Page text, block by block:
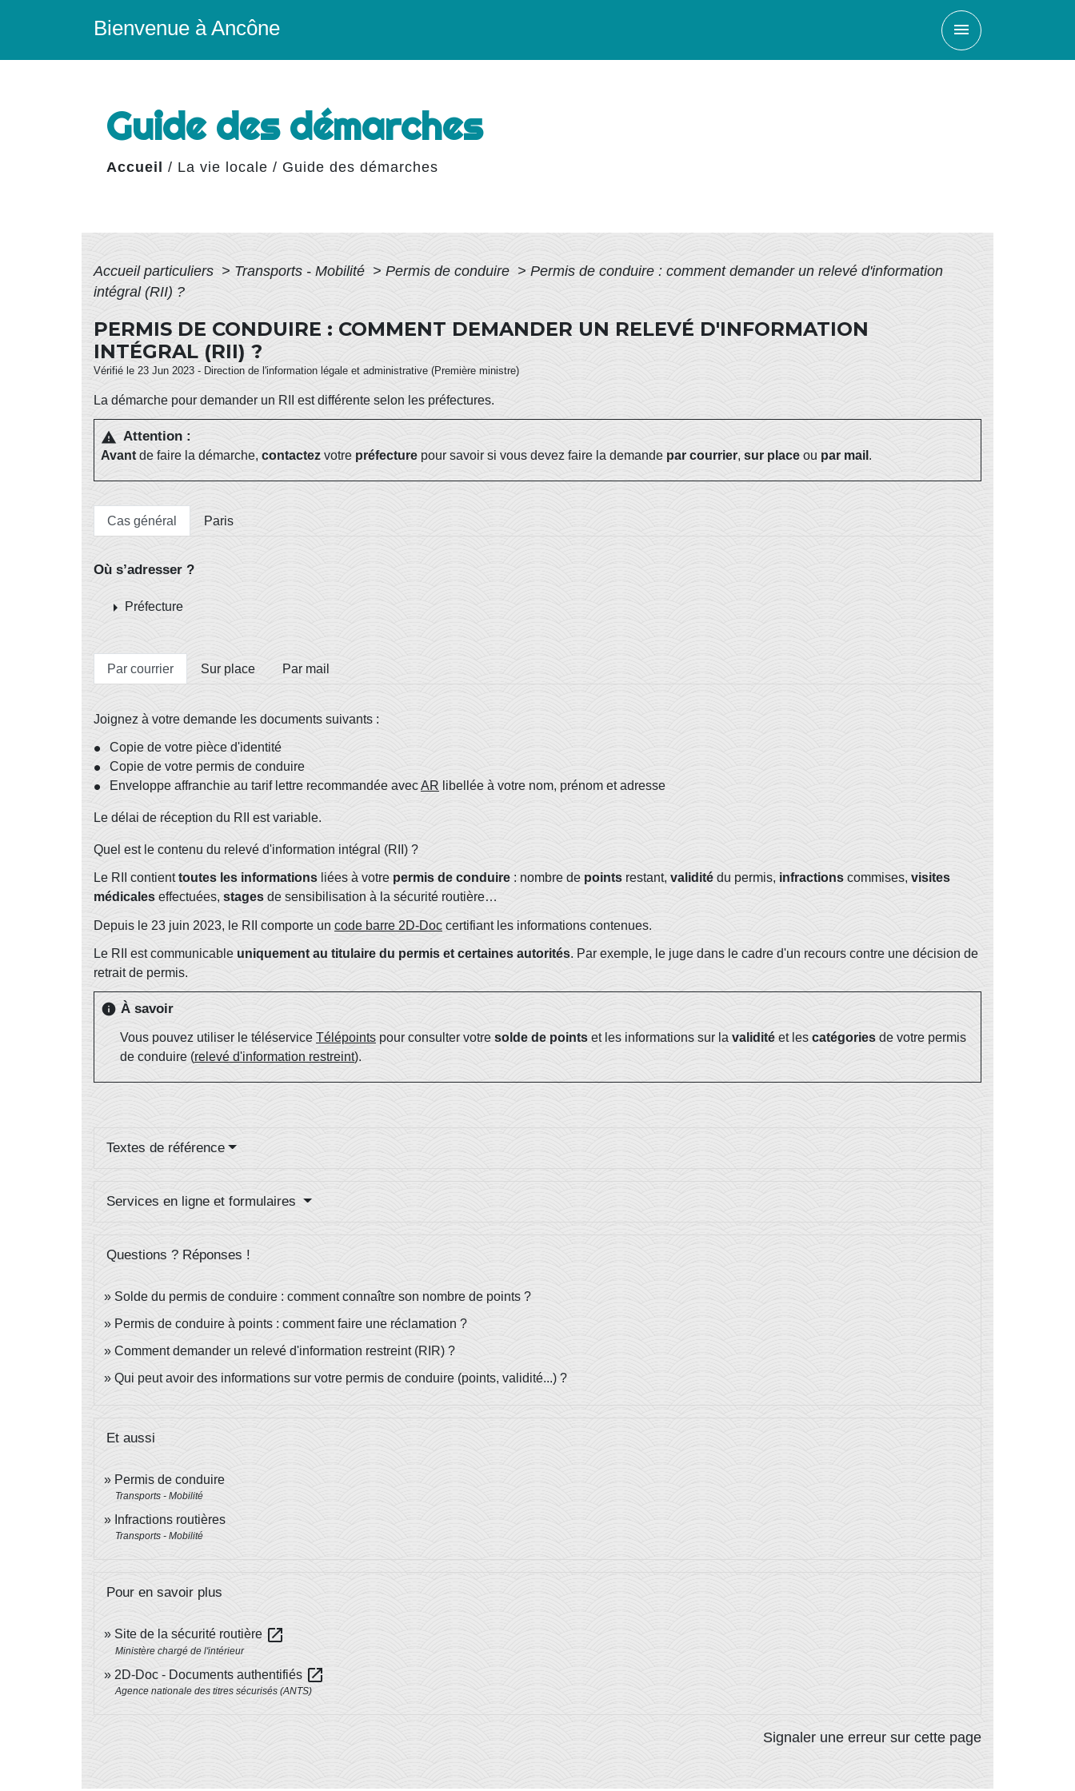
Bienvenue à Ancône menu
Guide des démarches
Accueil / La vie locale / Guide des démarches
Accueil particuliers > Transports - Mobilité > Permis de conduire > Permis de conduire : comment demander un relevé d'information
intégral (RII) ?
PERMIS DE CONDUIRE : COMMENT DEMANDER UN RELEVÉ D'INFORMATION
INTÉGRAL (RII) ?
Vérifié le 23 Jun 2023 - Direction de l'information légale et administrative (Première ministre)
La démarche pour demander un RII est différente selon les préfectures.
warning Attention :
Avantde faire la démarche, contactez votre préfecture pour savoir si vous devez faire la demande par courrier, sur place ou par mail .
Cas général Paris
Où s’adresser ?
arrow_right Préfecture
Par courrier Sur place Par mail
Joignez à votre demande les documents suivants :
Copie de votre pièce d'identité
Copie de votre permis de conduire
Enveloppe affranchie au tarif lettre recommandée avecAR libellée à votre nom, prénom et adresse
Le délai de réception du RII est variable.
Quel est le contenu du relevé d'information intégral (RII) ?
Le RII contienttoutes les informations liées à votre permis de conduire : nombre de points restant, validité du permis, infractions commises, visites
médicales effectuées, stages de sensibilisation à la sécurité routière…
Depuis le 23 juin 2023, le RII comporte un code barre 2D-Doc certifiant les informations contenues.
Le RII est communicable uniquement au titulaire du permis et certaines autorités. Par exemple, le juge dans le cadre d'un recours contre une décision de
retrait de permis.
info À savoir
Vous pouvez utiliser le téléservice Télépoints pour consulter votre solde de points et les informations sur la validité et les catégories de votre permis
de conduire (relevé d'information restreint).
Textes de référence
Services en ligne et formulaires
Questions ? Réponses !
Solde du permis de conduire : comment connaître son nombre de points ?
Permis de conduire à points : comment faire une réclamation ?
Comment demander un relevé d'information restreint (RIR) ?
Qui peut avoir des informations sur votre permis de conduire (points, validité...) ?
Et aussi
Permis de conduire
Transports - Mobilité
Infractions routières
Transports - Mobilité
Pour en savoir plus
Site de la sécurité routière open_in_new
Ministère chargé de l'intérieur
2D-Doc - Documents authentifiés open_in_new
Agence nationale des titres sécurisés (ANTS)
Signaler une erreur sur cette page